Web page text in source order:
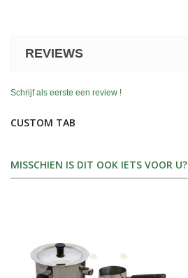
REVIEWS
Schrijf als eerste een review !
CUSTOM TAB
MISSCHIEN IS DIT OOK IETS VOOR U?